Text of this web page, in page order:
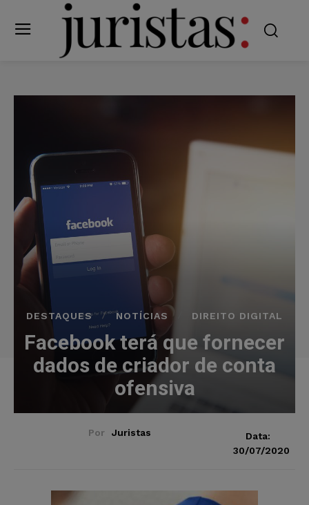
DESTAQUES NOTÍCIAS DIREITO DIGITAL
Facebook terá que fornecer
dados de criador de conta
ofensiva
Por Juristas
Data:
30/07/2020